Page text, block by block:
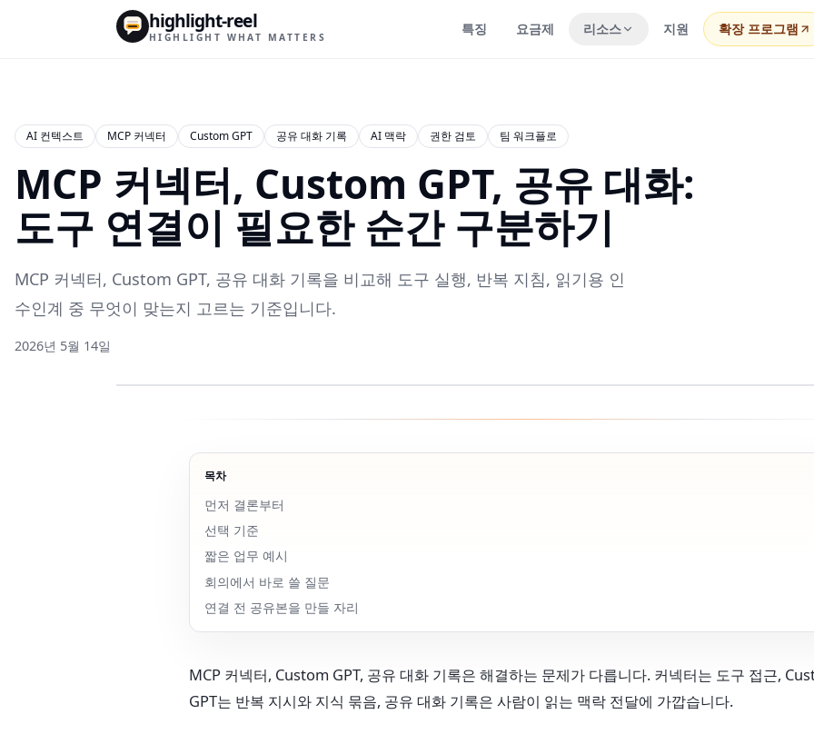
highlight-reel
HIGHLIGHT WHAT MATTERS 특징 요금제 리소스 지원 확장 프로그램
AI 컨텍스트 MCP 커넥터 Custom GPT 공유 대화 기록 AI 맥락 권한 검토 팀 워크플로
MCP 커넥터, Custom GPT, 공유 대화:
도구 연결이 필요한 순간 구분하기
MCP 커넥터, Custom GPT, 공유 대화 기록을 비교해 도구 실행, 반복 지침, 읽기용 인
수인계 중 무엇이 맞는지 고르는 기준입니다.
2026년 5월 14일
목차
먼저 결론부터
선택 기준
짧은 업무 예시
회의에서 바로 쓸 질문
연결 전 공유본을 만들 자리
MCP 커넥터, Custom GPT, 공유 대화 기록은 해결하는 문제가 다릅니다. 커넥터는 도구 접근,
GPT는 반복 지시와 지식 묶음, 공유 대화 기록은 사람이 읽는 맥락 전달에 가깝습니다.